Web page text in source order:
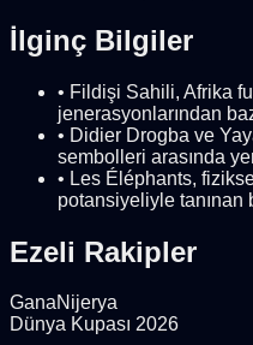
İlginç Bilgiler
• Fildişi Sahili, Afrika
jenerasyonlarından
• Didier Drogba ve
sembolleri arasında
• Les Éléphants,
potansiyeliyle tanınan
Ezeli Rakipler
GanaNijerya
Dünya Kupası 2026